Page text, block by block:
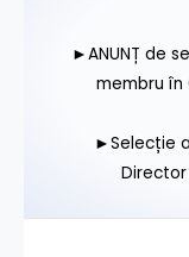
►ANUNȚ de
membru în
►Selecție